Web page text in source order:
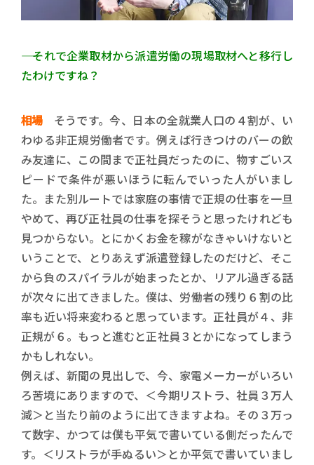
―― それで企業取材から派遣労働の現場取材へと移行し
たわけですね？
相場そうです。今、日本の全就業人口の４割が、い
わゆる非正規労働者です。例えば行きつけのバーの飲
み友達に、この間まで正社員だったのに、物すごいス
ピードで条件が悪いほうに転んでいった人がいまし
た。また別ルートでは家庭の事情で正規の仕事を一旦
やめて、再び正社員の仕事を探そうと思ったけれども
見つからない。とにかくお金を稼がなきゃいけないと
いうことで、とりあえず派遣登録したのだけど、そこ
から負のスパイラルが始まったとか、リアル過ぎる話
が次々に出てきました。僕は、労働者の残り６割の比
率も近い将来変わると思っています。正社員が４、非
正規が６。もっと進むと正社員３とかになってしまう
かもしれない。
例えば、新聞の見出しで、今、家電メーカーがいろい
ろ苦境にありますので、＜今期リストラ、社員３万人
減＞と当たり前のように出てきますよね。その３万っ
て数字、かつては僕も平気で書いている側だったんで
す。＜リストラが手ぬるい＞とか平気で書いていまし